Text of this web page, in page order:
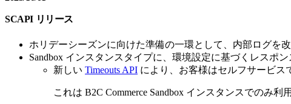
SCAPI リリース
ホリデーシーズンに向けた準備の一環として、内部ログを改
Sandbox インスタンスタイプに、環境設定に基づくレスポ
新しい Timeouts API により、お客様はセルフサービス
これは B2C Commerce Sandbox インスタンスでのみ